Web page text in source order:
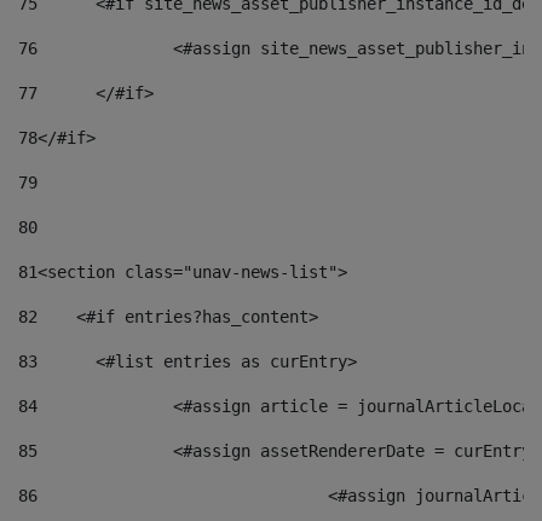
76
<#assign
77
	</#if>
78</#if>
79
80
81<section class="unav-news-list">
82
    <#if entries?has_content>
83
    	<#list entries as curEntry>
84
<#assign article =
85
<#assign assetRendererDate =
86
<#assign